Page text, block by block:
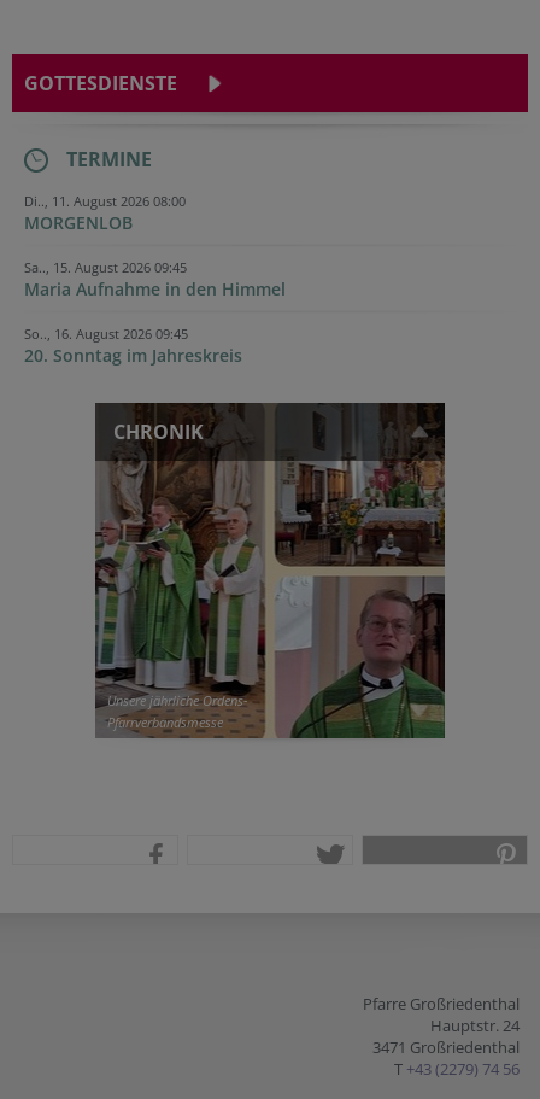
GOTTESDIENSTE
TERMINE
Di.., 11. August 2026 08:00
MORGENLOB
Sa.., 15. August 2026 09:45
Maria Aufnahme in den Himmel
So.., 16. August 2026 09:45
20. Sonntag im Jahreskreis
CHRONIK
Unsere jährliche Ordens-
Pfarrverbandsmesse
Pfarre Großriedenthal
Hauptstr. 24
3471 Großriedenthal
T +43 (2279) 74 56